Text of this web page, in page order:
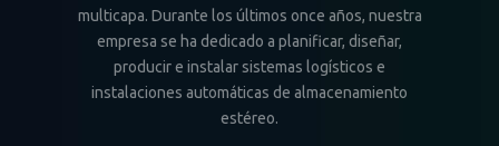
multicapa. Durante los últimos once años, nuestra
empresa se ha dedicado a planificar, diseñar,
producir e instalar sistemas logísticos e
instalaciones automáticas de almacenamiento
estéreo.